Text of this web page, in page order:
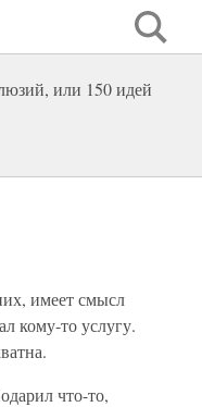
или 150 идей
имеет смысл
кому-то услугу.
что-то,